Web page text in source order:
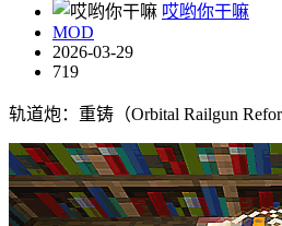
哎哟你干嘛
MOD
2026-03-29
719
轨道炮：重铸（Orbital Railgun